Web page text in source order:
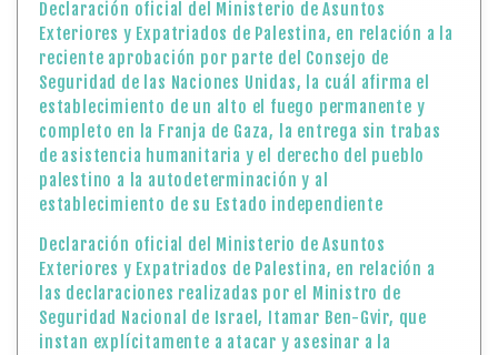
Declaración oficial del Ministerio de Asuntos
Exteriores y Expatriados de Palestina, en relación a la
reciente aprobación por parte del Consejo de
Seguridad de las Naciones Unidas, la cuál afirma el
establecimiento de un alto el fuego permanente y
completo en la Franja de Gaza, la entrega sin trabas
de asistencia humanitaria y el derecho del pueblo
palestino a la autodeterminación y al
establecimiento de su Estado independiente
Declaración oficial del Ministerio de Asuntos
Exteriores y Expatriados de Palestina, en relación a
las declaraciones realizadas por el Ministro de
Seguridad Nacional de Israel, Itamar Ben-Gvir, que
instan explícitamente a atacar y asesinar a la